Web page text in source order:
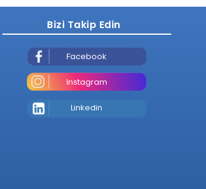
Bizi Takip Edin
Facebook
Instagram
Linkedin